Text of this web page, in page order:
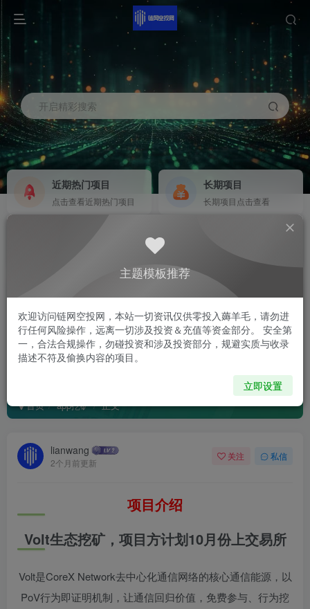
开启精彩搜索
近期热门项目
点击查看近期热门项目
长期项目
长期项目点击查看
首页 app挖矿 正文
13.1W+
lianwang
2个月前更新
关注 私信
项目介绍
Volt生态挖矿，项目方计划10月份上交易所
Volt是CoreX Network去中心化通信网络的核心通信能源，以
PoV行为即证明机制，让通信回归价值，免费参与、行为挖
主题模板推荐
欢迎访问链网空投网，本站一切资讯仅供零投入薅羊毛，请勿进
行任何风险操作，远离一切涉及投资＆充值等资金部分。 安全第
一，合法合规操作，勿碰投资和涉及投资部分，规避实质与收录
描述不符及偷换内容的项目。
立即设置